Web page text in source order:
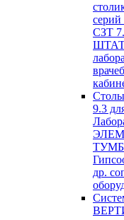
СЗТ
9.3
др.